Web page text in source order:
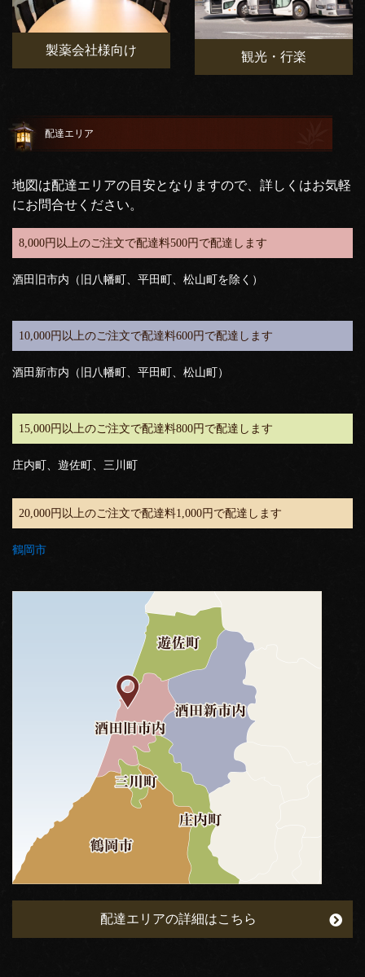
製薬会社様向け 観光・行楽
配達エリア
地図は配達エリアの目安となりますので、詳しくはお気軽
にお問合せください。
8,000円以上のご注文で配達料500円で配達します
酒田旧市内（旧八幡町、平田町、松山町を除く）
10,000円以上のご注文で配達料600円で配達します
酒田新市内（旧八幡町、平田町、松山町）
15,000円以上のご注文で配達料800円で配達します
庄内町、遊佐町、三川町
20,000円以上のご注文で配達料1,000円で配達します
鶴岡市
配達エリアの詳細はこちら